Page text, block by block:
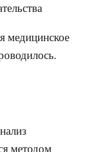
медицинское
методом